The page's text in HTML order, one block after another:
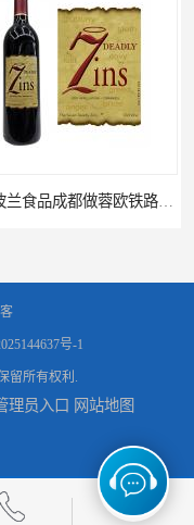
进口波兰食品成都做蓉欧铁路代理的公司
蓉欧铁路清关订柜公司，波兰德国蓉欧铁路门到门
号-1
留所有权利.
理员入口 网站地图